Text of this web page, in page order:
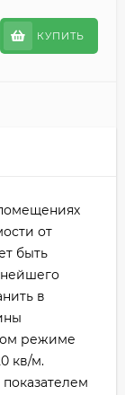
КУПИТЬ
от
быть
в
режиме
кв/м.